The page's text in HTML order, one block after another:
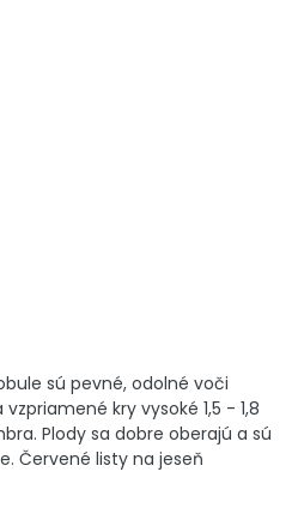
sú pevné, odolné voči
kry vysoké 1,5 - 1,8
Plody sa dobre oberajú a sú
Červené listy na jeseň